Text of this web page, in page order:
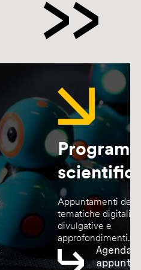
Appuntamenti
tematiche digitali,
divulgative e
approfondimenti.
Agenda